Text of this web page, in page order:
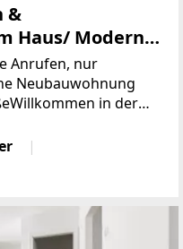
&
Haus/ Moderne
Balkon nahe U2
Anrufen, nur
Neubauwohnung
in der
wo Sie
Infrastruktur